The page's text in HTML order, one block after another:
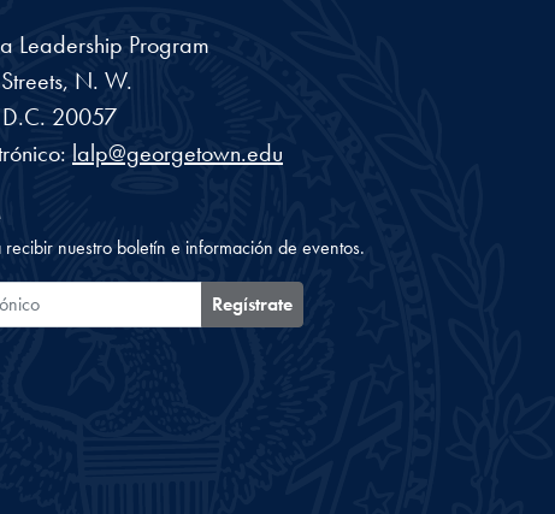
Leadership Program
N. W.
D.C. 20057
lalp@georgetown.edu
recibir nuestro boletín e información de eventos.
Regístrate